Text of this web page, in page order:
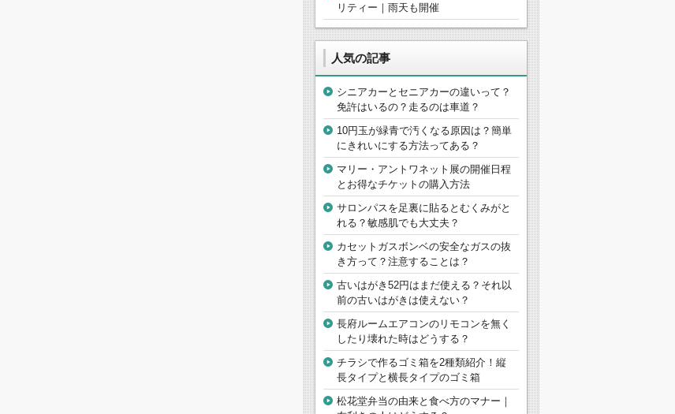
リティー｜雨天も開催
人気の記事
シニアカーとセニアカーの違いって？
免許はいるの？走るのは車道？
10円玉が緑青で汚くなる原因は？簡単
にきれいにする方法ってある？
マリー・アントワネット展の開催日程
とお得なチケットの購入方法
サロンパスを足裏に貼るとむくみがと
れる？敏感肌でも大丈夫？
カセットガスボンベの安全なガスの抜
き方って？注意することは？
古いはがき52円はまだ使える？それ以
前の古いはがきは使えない？
長府ルームエアコンのリモコンを無く
したり壊れた時はどうする？
チラシで作るゴミ箱を2種類紹介！縦
長タイプと横長タイプのゴミ箱
松花堂弁当の由来と食べ方のマナー｜